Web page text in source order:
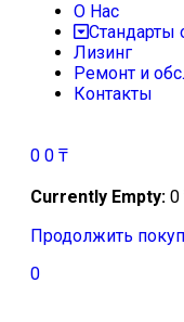
О Нас
Стандарты
Лизинг
Ремонт и
Контакты
0 0 ₸
Currently Empty: 0
Продолжить
0